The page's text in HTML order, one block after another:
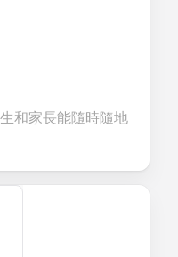
和家長能隨時隨地